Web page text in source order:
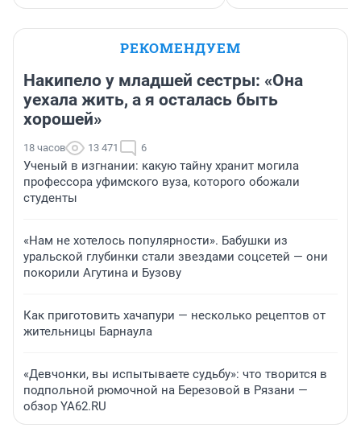
РЕКОМЕНДУЕМ
Накипело у младшей сестры: «Она
уехала жить, а я осталась быть
хорошей»
18 часов 13 471 6
Ученый в изгнании: какую тайну хранит могила
профессора уфимского вуза, которого обожали
студенты
«Нам не хотелось популярности». Бабушки из
уральской глубинки стали звездами соцсетей — они
покорили Агутина и Бузову
Как приготовить хачапури — несколько рецептов от
жительницы Барнаула
«Девчонки, вы испытываете судьбу»: что творится в
подпольной рюмочной на Березовой в Рязани —
обзор YA62.RU